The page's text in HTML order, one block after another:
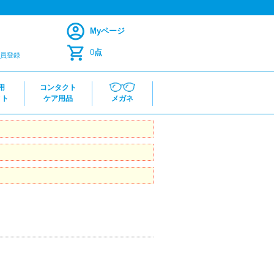
登録
Myページ
0点
コンタクト
ケア用品
メガネ